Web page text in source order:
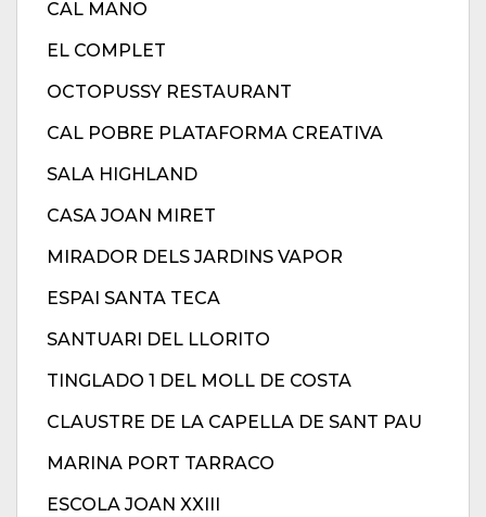
CAL MANO
EL COMPLET
OCTOPUSSY RESTAURANT
CAL POBRE PLATAFORMA CREATIVA
SALA HIGHLAND
CASA JOAN MIRET
MIRADOR DELS JARDINS VAPOR
ESPAI SANTA TECA
SANTUARI DEL LLORITO
TINGLADO 1 DEL MOLL DE COSTA
CLAUSTRE DE LA CAPELLA DE SANT PAU
MARINA PORT TARRACO
ESCOLA JOAN XXIII